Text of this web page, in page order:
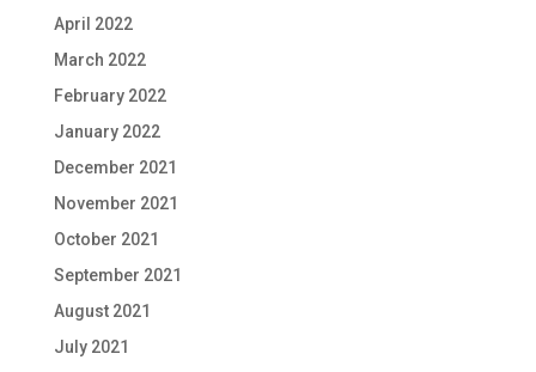
April 2022
March 2022
February 2022
January 2022
December 2021
November 2021
October 2021
September 2021
August 2021
July 2021